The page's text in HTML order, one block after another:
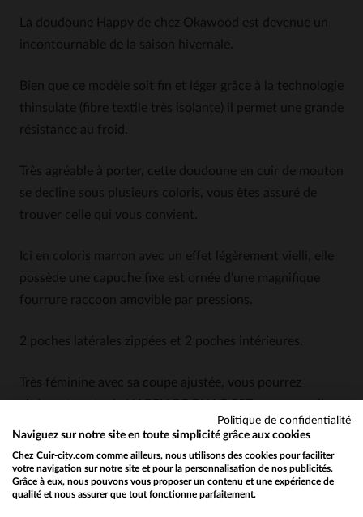
La doudoune Happy de chez Okawood est devenue un
incontournable de la saison hivernale.
Bien que ce modèle soit fin et léger grâce à la technologie
thinsulate (fibre textile très isolante) il permet une grande
résistance au froid.
Très agréable à porter, cette doudoune en cuir de mouton
se decline sous plusieurs coloris, vous êtes assuré de
trouver celle qui vous convient.
Ici en coloris marron avec un effet légèrement vielli, elle
possède une capuche fixe est ornée d'une magnifique
fourrure raccoon amovible par pressions.
2 poches latérales zippées et 2 poches intérieures.
Très féminine avec sa coupe ajustée, vous pourrez
aisément porter la HAPPY COGNAC 507 avec un pull,
un jean et des boots ou avec une robe et des bottes.
Would you like to be redirected to our English site?
Politique de confidentialité
Naviguez sur notre site en toute simplicité grâce aux cookies
Chez Cuir-city.com comme ailleurs, nous utilisons des cookies pour faciliter
votre navigation sur notre site et pour la personnalisation de nos publicités.
Grâce à eux, nous pouvons vous proposer un contenu et une expérience de
qualité et nous assurer que tout fonctionne parfaitement.